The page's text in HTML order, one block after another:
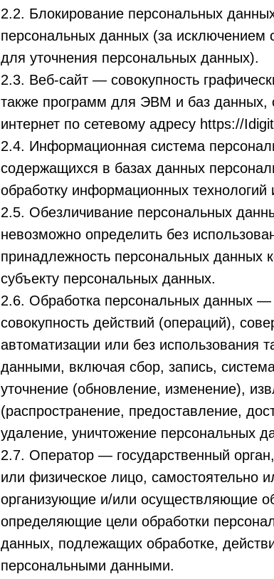
2.2. Блокирование персональных
персональных данных (за исключением
для уточнения персональных данных).
2.3. Веб-сайт — совокупность
также программ для ЭВМ и баз данных,
интернет по сетевому адресу https://
2.4. Информационная система
содержащихся в базах данных
обработку информационных технологий
2.5. Обезличивание персональных
невозможно определить без
принадлежность персональных данных
субъекту персональных данных.
2.6. Обработка персональных данных
совокупность действий (операций),
автоматизации или без использования
данными, включая сбор, запись,
уточнение (обновление, изменение),
(распространение, предоставление,
удаление, уничтожение персональных
2.7. Оператор — государственный
или физическое лицо, самостоятельно
организующие и/или осуществляющие
определяющие цели обработки
данных, подлежащих обработке,
персональными данными.